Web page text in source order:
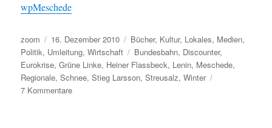
wpMeschede
Autor
zoom
Veröffentlicht
am
16. Dezember 2010 Kategorien
Bücher, Kultur, Lokales, Medien,
Politik, Umleitung,Wirtschaft Schlagwörter
Bundesbahn, Discounter,
Eurokrise,Grüne Linke, Heiner Flassbeck, Lenin, Meschede,
Regionale,Schnee,Stieg Larsson,Streusalz,Winter
7 Kommentarezu